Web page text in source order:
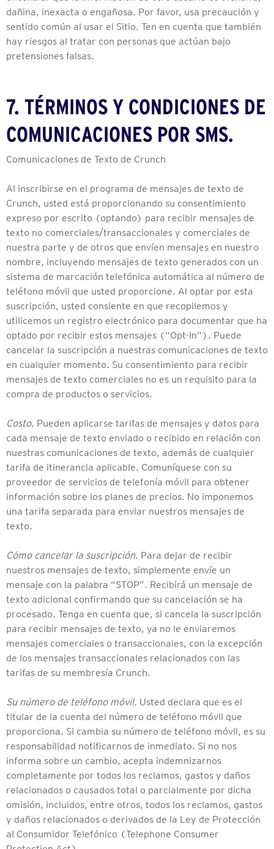
dañina, inexacta o engañosa. Por favor, usa precaución y
sentido común al usar el Sitio. Ten en cuenta que también
hay riesgos al tratar con personas que actúan bajo
pretensiones falsas.
7. TÉRMINOS Y CONDICIONES DE
COMUNICACIONES POR SMS.
Comunicaciones de Texto de Crunch
Al inscribirse en el programa de mensajes de texto de
Crunch, usted está proporcionando su consentimiento
expreso por escrito (optando) para recibir mensajes de
texto no comerciales/transaccionales y comerciales de
nuestra parte y de otros que envíen mensajes en nuestro
nombre, incluyendo mensajes de texto generados con un
sistema de marcación telefónica automática al número de
teléfono móvil que usted proporcione. Al optar por esta
suscripción, usted consiente en que recopilemos y
utilicemos un registro electrónico para documentar que ha
optado por recibir estos mensajes (“Opt-In”). Puede
cancelar la suscripción a nuestras comunicaciones de texto
en cualquier momento. Su consentimiento para recibir
mensajes de texto comerciales no es un requisito para la
compra de productos o servicios.
Costo. Pueden aplicarse tarifas de mensajes y datos para
cada mensaje de texto enviado o recibido en relación con
nuestras comunicaciones de texto, además de cualquier
tarifa de itinerancia aplicable. Comuníquese con su
proveedor de servicios de telefonía móvil para obtener
información sobre los planes de precios. No imponemos
una tarifa separada para enviar nuestros mensajes de
texto.
Cómo cancelar la suscripción. Para dejar de recibir
nuestros mensajes de texto, simplemente envíe un
mensaje con la palabra “STOP”. Recibirá un mensaje de
texto adicional confirmando que su cancelación se ha
procesado. Tenga en cuenta que, si cancela la suscripción
para recibir mensajes de texto, ya no le enviaremos
mensajes comerciales o transaccionales, con la excepción
de los mensajes transaccionales relacionados con las
tarifas de su membresía Crunch.
Su número de teléfono móvil. Usted declara que es el
titular de la cuenta del número de teléfono móvil que
proporciona. Si cambia su número de teléfono móvil, es su
responsabilidad notificarnos de inmediato. Si no nos
informa sobre un cambio, acepta indemnizarnos
completamente por todos los reclamos, gastos y daños
relacionados o causados total o parcialmente por dicha
omisión, incluidos, entre otros, todos los reclamos, gastos
y daños relacionados o derivados de la Ley de Protección
al Consumidor Telefónico (Telephone Consumer